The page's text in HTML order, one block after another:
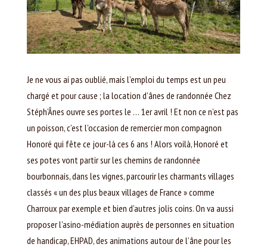
Je ne vous ai pas oublié, mais l’emploi du temps est un peu
chargé et pour cause ; la location d’ânes de randonnée Chez
Stéph’Ânes ouvre ses portes le … 1er avril ! Et non ce n’est pas
un poisson, c’est l’occasion de remercier mon compagnon
Honoré qui fête ce jour-là ces 6 ans ! Alors voilà, Honoré et
ses potes vont partir sur les chemins de randonnée
bourbonnais, dans les vignes, parcourir les charmants villages
classés « un des plus beaux villages de France » comme
Charroux par exemple et bien d’autres jolis coins. On va aussi
proposer l’asino-médiation auprès de personnes en situation
de handicap, EHPAD, des animations autour de l’âne pour les